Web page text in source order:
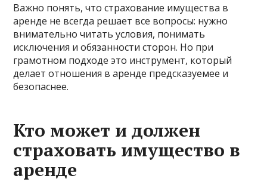
Важно понять, что страхование имущества в
аренде не всегда решает все вопросы: нужно
внимательно читать условия, понимать
исключения и обязанности сторон. Но при
грамотном подходе это инструмент, который
делает отношения в аренде предсказуемее и
безопаснее.
Кто может и должен
страховать имущество в
аренде